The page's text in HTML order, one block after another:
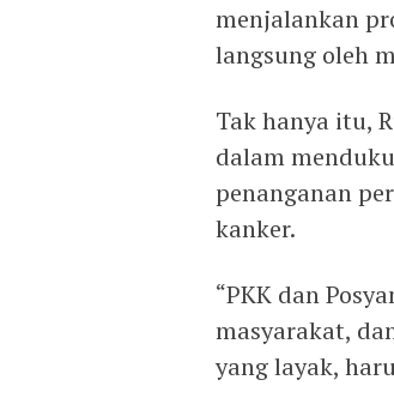
menjalankan
langsung oleh
Tak hanya itu,
dalam
penanganan
kanker.
“PKK dan
masyarakat,
yang layak,